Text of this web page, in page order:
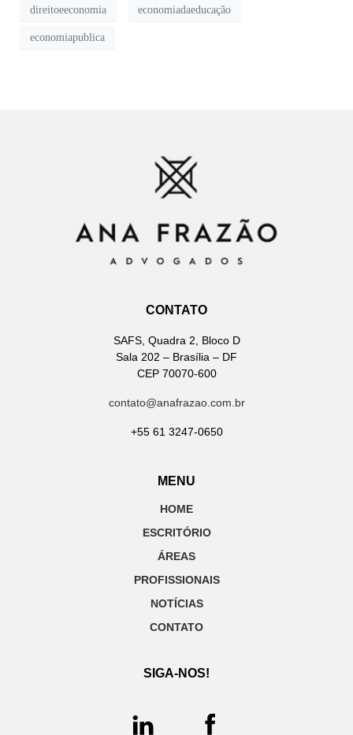
direitoeeconomia economiadaeducação
economiapublica
CONTATO
SAFS, Quadra 2, Bloco D
Sala 202 – Brasília – DF
CEP 70070-600
contato@anafrazao.com.br
+55 61 3247-0650
MENU
HOME
ESCRITÓRIO
ÁREAS
PROFISSIONAIS
NOTÍCIAS
CONTATO
SIGA-NOS!